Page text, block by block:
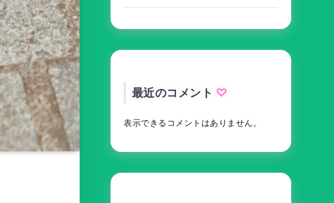
最近のコメント
表示できるコメントはありません。